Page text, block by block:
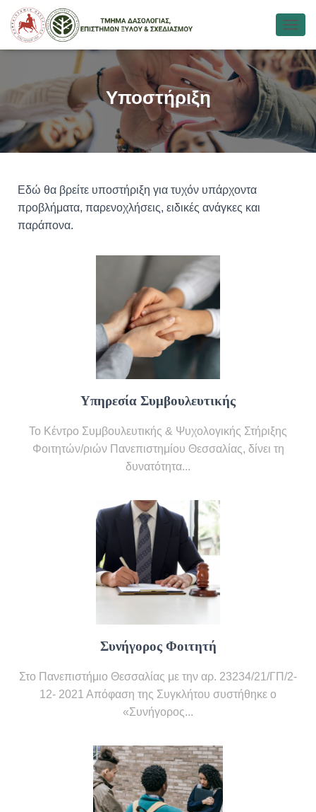
Ε
Ν
Α
Λ
Λ
Γ
Ή
Π
Υποστήριξη
Εδώ θα βρείτε υποστήριξη για τυχόν υπάρχοντα
προβλήματα, παρενοχλήσεις, ειδικές ανάγκες και
παράπονα.
Υπηρεσία Συμβουλευτικής
Το Κέντρο Συμβουλευτικής & Ψυχολογικής Στήριξης
Φοιτητών/ριών Πανεπιστημίου Θεσσαλίας, δίνει τη
δυνατότητα...
Συνήγορος Φοιτητή
Στο Πανεπιστήμιο Θεσσαλίας με την αρ. 23234/21/ΓΠ/2-
12- 2021 Απόφαση της Συγκλήτου συστήθηκε ο
«Συνήγορος...